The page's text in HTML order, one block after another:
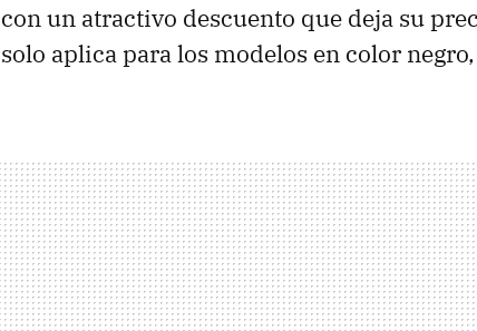
con un atractivo descuento que deja su
solo aplica para los modelos en color negro,